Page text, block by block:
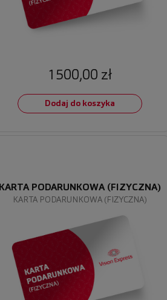
1500,00 zł
Dodaj do koszyka
KARTA PODARUNKOWA (FIZYCZNA)
KARTA PODARUNKOWA (FIZYCZNA)